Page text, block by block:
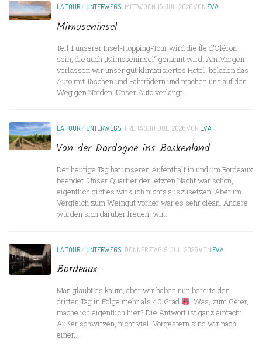
LA TOUR/UNTERWEGS MITTWOCH, 15. JULI 2026VON EVA
Mimoseninsel
Teil 1 unserer Insel-Hopping-Tour wird die Île d’Oléron
sein, die auch „Mimoseninsel“ genannt wird. Am Morgen
verlassen wir unser gut klimatisiertes Hotel, beladen das
Auto mit Taschen und Fahrrädern und machen uns auf den
Weg gen Norden. Unser Auto verlangt...
LA TOUR/UNTERWEGS FREITAG, 10. JULI 2026VON EVA
Von der Dordogne ins Baskenland
Der heutige Tag hat unseren Aufenthalt in und um Bordeaux
beendet. Unser Quartier der letzten Nacht war schön,
eigentlich gibt es wirklich nichts auszusetzen. Aber im
Vergleich zum Weingut vorher war es sehr clean. Andere
würden sich darüber freuen, wir...
LA TOUR/UNTERWEGS DONNERSTAG, 9. JULI 2026VON EVA
Bordeaux
Man glaubt es kaum, aber wir haben nun bereits den
dritten Tag in Folge mehr als 40 Grad
. Was, zum Geier,
mache ich eigentlich hier? Die Antwort ist ganz einfach:
Außer schwitzen, nicht viel. Vorgestern sind wir nach
einer,...